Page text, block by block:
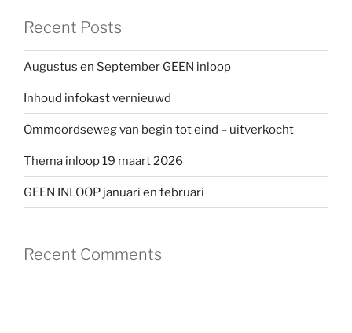
Recent Posts
Augustus en September GEEN inloop
Inhoud infokast vernieuwd
Ommoordseweg van begin tot eind – uitverkocht
Thema inloop 19 maart 2026
GEEN INLOOP januari en februari
Recent Comments